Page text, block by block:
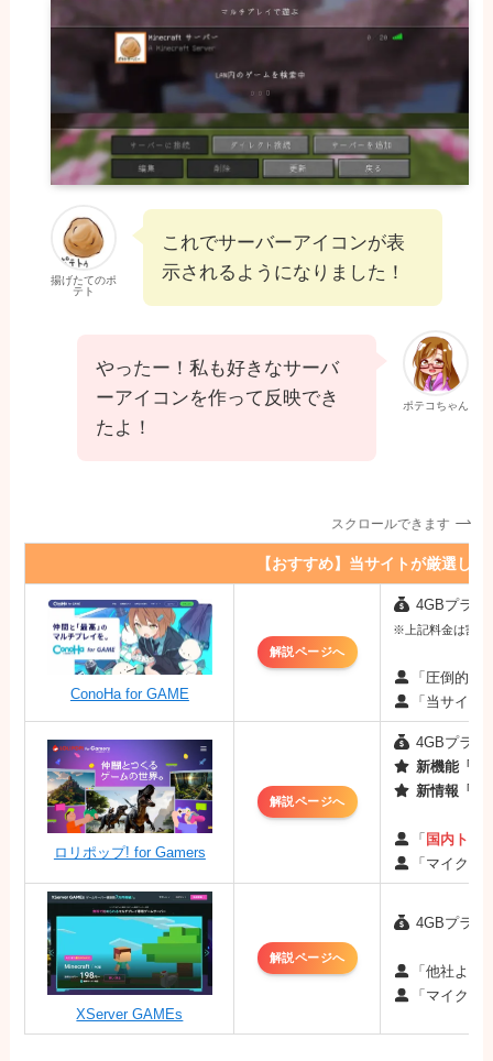
揚げたてのポ
テト
これでサーバーアイコンが表
示されるようになりました！
ポテコちゃん
やったー！私も好きなサーバ
ーアイコンを作って反映でき
たよ！
スクロールできます
【おすすめ】当サイトが厳選し
ConoHa for GAME
解説ページへ
4GBプラン
※上記料金は割引
「圧倒的な
「当サイト
ロリポップ! for Gamers
解説ページへ
4GBプラン
新機能「
新情報「最
「 国内トッ
「マイクラ
XServer GAMEs
解説ページへ
4GBプラン
「他社より
「マイクラ